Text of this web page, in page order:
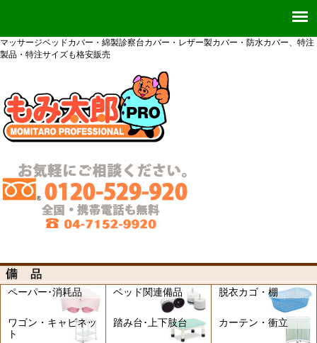
マッサージベッドカバー・綿製診察台カバー・レザー製カバー・防水カバー、特注
製品・特注サイズも格安販売
ペーパー･消耗品 ベッド関連備品 脱衣カゴ・棚
ワゴン・キャビネッ
ト
踏み台･上下肢台 カーテン・衝立